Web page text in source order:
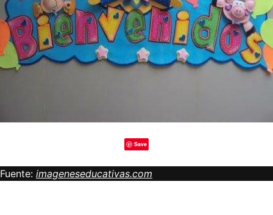
Save
Fuente: imageneseducativas.com